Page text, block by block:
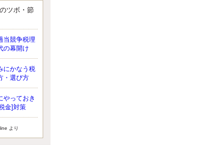
そこはセンスある
せようと思いま
阪市北区)
事務所
のお役立ちブ
日以降開始の相続
礎控除額（相続税
産の上限額）が縮
亡くなりになった
市中央区)
ツボ・節
当競争税理
の幕開け
にかなう税
・選び方
やっておき
金]対策
より